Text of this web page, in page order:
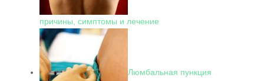
причины, симптомы и лечение
Люмбальная пункция